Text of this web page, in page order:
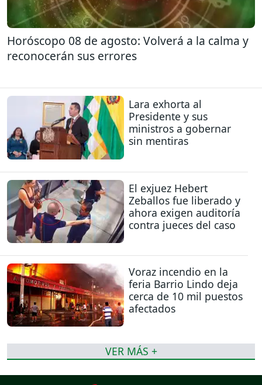
Horóscopo 08 de agosto: Volverá a la calma y
reconocerán sus errores
Lara exhorta al
Presidente y sus
ministros a gobernar
sin mentiras
El exjuez Hebert
Zeballos fue liberado y
ahora exigen auditoría
contra jueces del caso
Voraz incendio en la
feria Barrio Lindo deja
cerca de 10 mil puestos
afectados
VER MÁS +